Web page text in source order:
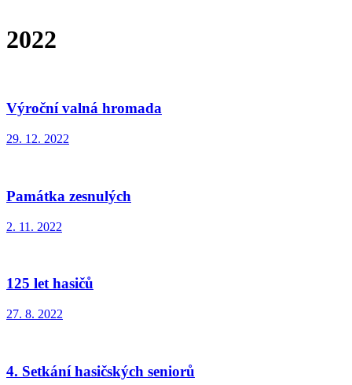
2022
Výroční valná hromada
29. 12. 2022
Památka zesnulých
2. 11. 2022
125 let hasičů
27. 8. 2022
4. Setkání hasičských seniorů